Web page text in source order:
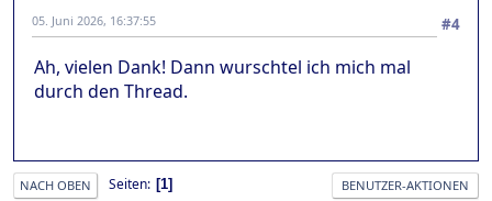
#4
05. Juni 2026, 16:37:55
Ah, vielen Dank! Dann wurschtel ich mich mal
durch den Thread.
NACH OBEN Seiten 1 BENUTZER-AKTIONEN